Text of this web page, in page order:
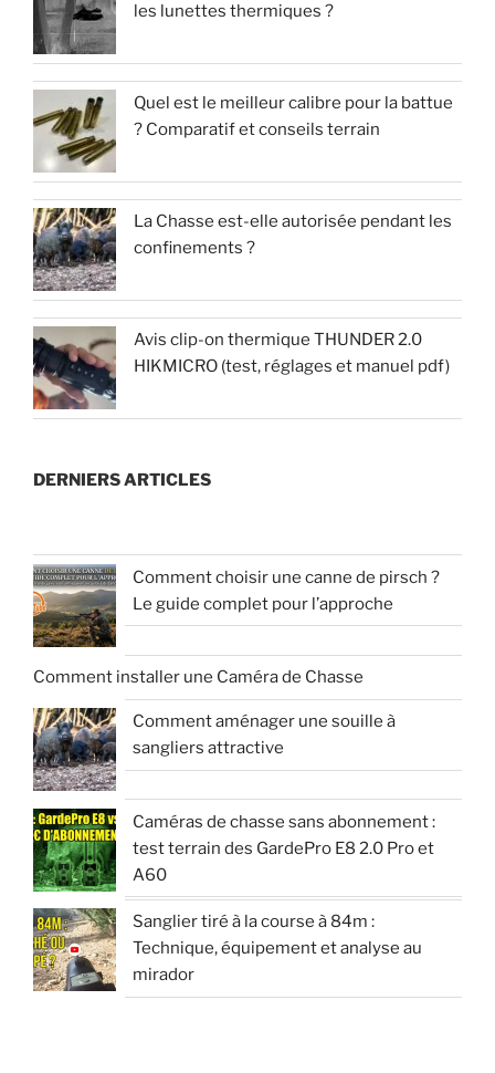
les lunettes thermiques ?
Quel est le meilleur calibre pour la battue
? Comparatif et conseils terrain
La Chasse est-elle autorisée pendant les
confinements ?
Avis clip-on thermique THUNDER 2.0
HIKMICRO (test, réglages et manuel pdf)
DERNIERS ARTICLES
Comment choisir une canne de pirsch ?
Le guide complet pour l’approche
Comment installer une Caméra de Chasse
Comment aménager une souille à
sangliers attractive
Caméras de chasse sans abonnement :
test terrain des GardePro E8 2.0 Pro et
A60
Sanglier tiré à la course à 84m :
Technique, équipement et analyse au
mirador